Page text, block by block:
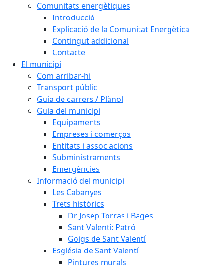
Comunitats energètiques
Introducció
Explicació de la Comunitat Energètica
Contingut addicional
Contacte
El municipi
Com arribar-hi
Transport públic
Guia de carrers / Plànol
Guia del municipi
Equipaments
Empreses i comerços
Entitats i associacions
Subministraments
Emergències
Informació del municipi
Les Cabanyes
Trets històrics
Dr. Josep Torras i Bages
Sant Valentí: Patró
Goigs de Sant Valentí
Església de Sant Valentí
Pintures murals